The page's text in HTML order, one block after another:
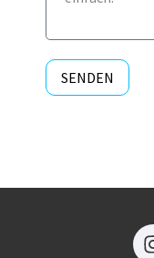
SENDEN